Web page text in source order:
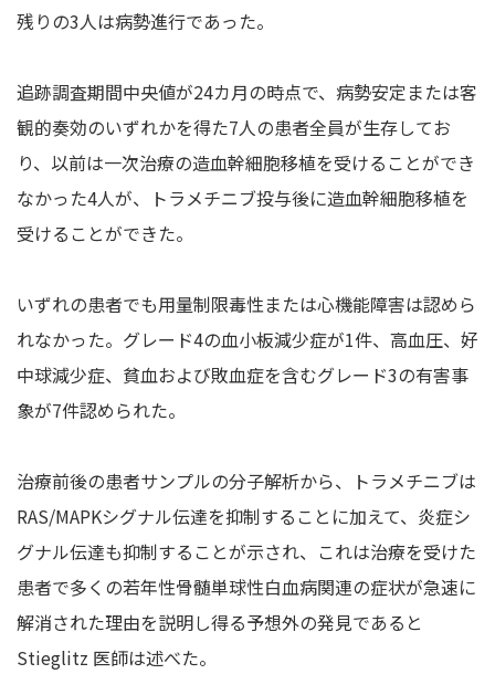
残りの3人は病勢進行であった。
追跡調査期間中央値が24カ月の時点で、病勢安定または客
観的奏効のいずれかを得た7人の患者全員が生存してお
り、以前は一次治療の造血幹細胞移植を受けることができ
なかった4人が、トラメチニブ投与後に造血幹細胞移植を
受けることができた。
いずれの患者でも用量制限毒性または心機能障害は認めら
れなかった。グレード4の血小板減少症が1件、高血圧、好
中球減少症、貧血および敗血症を含むグレード3の有害事
象が7件認められた。
治療前後の患者サンプルの分子解析から、トラメチニブは
RAS/MAPKシグナル伝達を抑制することに加えて、炎症シ
グナル伝達も抑制することが示され、これは治療を受けた
患者で多くの若年性骨髄単球性白血病関連の症状が急速に
解消された理由を説明し得る予想外の発見であると
Stieglitz 医師は述べた。